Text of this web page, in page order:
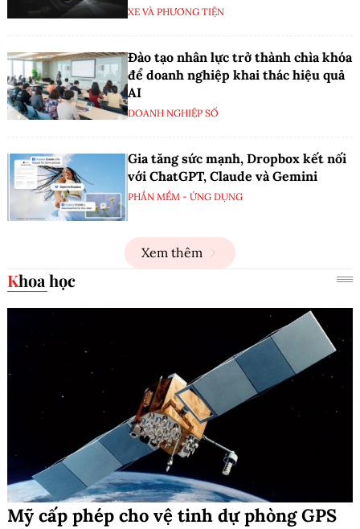
XE VÀ PHƯƠNG TIỆN
Đào tạo nhân lực trở thành chìa khóa
để doanh nghiệp khai thác hiệu quả
AI
DOANH NGHIỆP SỐ
Gia tăng sức mạnh, Dropbox kết nối
với ChatGPT, Claude và Gemini
PHẦN MỀM - ỨNG DỤNG
Xem thêm
Khoa học
Mỹ cấp phép cho vệ tinh dự phòng GPS